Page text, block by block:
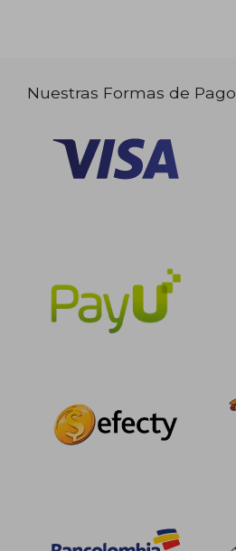
Nuestras Formas de Pago